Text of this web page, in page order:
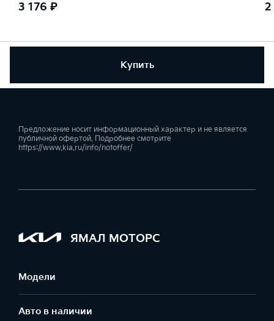
Купить
3 176 ₽ 2
Предложение носит информационный характер и не является
публичной офертой. Подробнее смотрите
https://www.kia.ru/info/notoffer/
ЯМАЛ МОТОРС
Модели
Авто в наличии